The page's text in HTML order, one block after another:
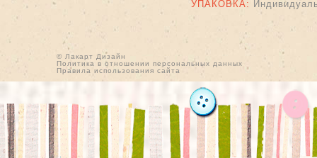
УПАКОВКА:
© Лакарт Дизайн
Политика в отношении персональных данных
Правила использования сайта